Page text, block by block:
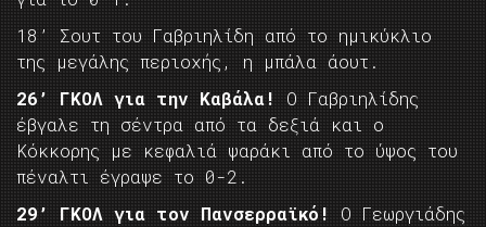
18’ Σουτ του Γαβριηλίδη από το ημικύκλιο
της μεγάλης περιοχής, η μπάλα άουτ.
26’ ΓΚΟΛ για την Καβάλα!
Ο Γαβριηλίδης
έβγαλε τη σέντρα από τα δεξιά και ο
Κόκκορης με κεφαλιά ψαράκι από το ύψος του
πέναλτι έγραψε το 0-2.
29’ ΓΚΟΛ για τον Πανσερραϊκό!
Ο Γεωργιάδης